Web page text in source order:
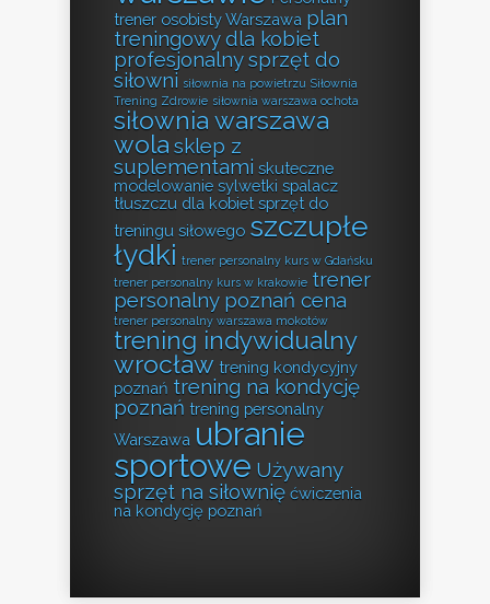
trener osobisty Warszawa plan
treningowy dla kobiet
profesjonalny sprzęt do
siłowni siłownia na powietrzu Siłownia
Trening Zdrowie siłownia warszawa ochota
siłownia warszawa
wola sklep z
suplementami skuteczne
modelowanie sylwetki spalacz
tłuszczu dla kobiet sprzęt do
treningu siłowego szczupłe
łydki trener personalny kurs w Gdańsku
trener personalny kurs w krakowie trener
personalny poznań cena
trener personalny warszawa mokotów
trening indywidualny
wrocław trening kondycyjny
poznań trening na kondycję
poznań trening personalny
Warszawa ubranie
sportowe Używany
sprzęt na siłownię ćwiczenia
na kondycję poznań